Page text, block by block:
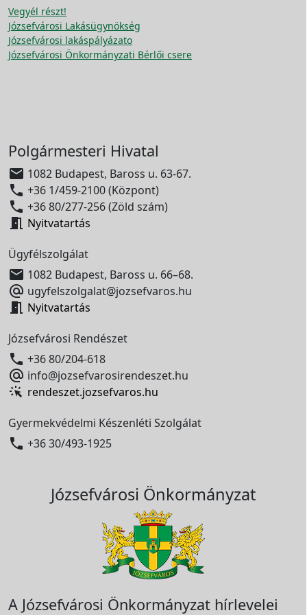
Vegyél részt!
Józsefvárosi Lakásügynökség
Józsefvárosi lakáspályázato
Józsefvárosi Önkormányzati Bérlői csere
Polgármesteri Hivatal
 1082 Budapest, Baross u. 63-67.
 +36 1/459-2100 (Központ)
 +36 80/277-256 (Zöld szám)
 Nyitvatartás
Ügyfélszolgálat
 1082 Budapest, Baross u. 66–68.
 ugyfelszolgalat@jozsefvaros.hu
 Nyitvatartás
Józsefvárosi Rendészet
 +36 80/204-618
 info@jozsefvarosirendeszet.hu
rendeszet.jozsefvaros.hu
Gyermekvédelmi Készenléti Szolgálat
 +36 30/493-1925
Józsefvárosi Önkormányzat
A Józsefvárosi Önkormányzat hírlevelei